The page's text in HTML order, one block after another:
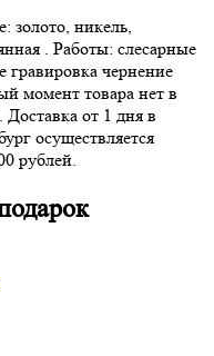
золото, никель,
. Работы: слесарные
гравировка чернение
момент товара нет в
от 1 дня в
осуществляется
рублей.